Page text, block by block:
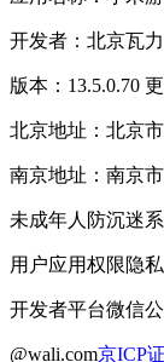
开发者：北京瓦
版本：13.5.0.70
北京地址：北京
南京地址：南京
未成年人防沉迷
用户应用权限隐
开发者平台微信
@wali.com京ICP